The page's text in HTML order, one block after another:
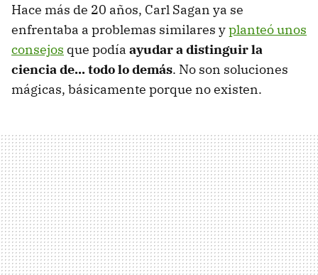
Hace más de 20 años, Carl Sagan ya se
enfrentaba a problemas similares yplanteó unos
consejos que podía ayudar a distinguir la
ciencia de... todo lo demás. No son soluciones
mágicas, básicamente porque no existen.